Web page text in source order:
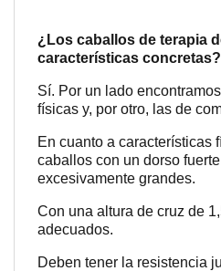
¿Los caballos de terapia
características concretas?
Sí. Por un lado
físicas y, por otro, las de
En cuanto a características
caballos con un dorso
excesivamente grandes.
Con una altura de cruz de
adecuados.
Deben tener la resistencia